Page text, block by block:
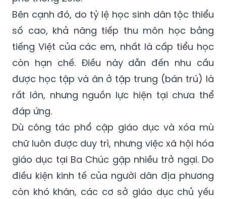
Bên cạnh đó, do tỷ lệ học sinh dân tộc thiểu
số cao, khả năng tiếp thu môn học bằng
tiếng Việt của các em, nhất là cấp tiểu học
còn hạn chế. Điều này dẫn đến nhu cầu
được học tập và ăn ở tập trung (bán trú) là
rất lớn, nhưng nguồn lực hiện tại chưa thể
đáp ứng.
Dù công tác phổ cập giáo dục và xóa mù
chữ luôn được duy trì, nhưng việc xã hội hóa
giáo dục tại Ba Chúc gặp nhiều trở ngại. Do
điều kiện kinh tế của người dân địa phương
còn khó khăn, các cơ sở giáo dục chủ yếu